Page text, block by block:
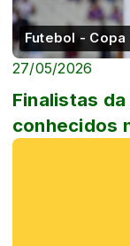
Futebol -
27/05/2026
Finalistas
conhecidos